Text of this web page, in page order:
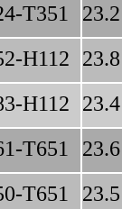
T351
23.2
H112
23.8
H112
23.4
T651
23.6
T651
23.5